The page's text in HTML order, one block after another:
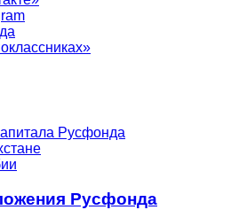
Русфонда
Русфонда